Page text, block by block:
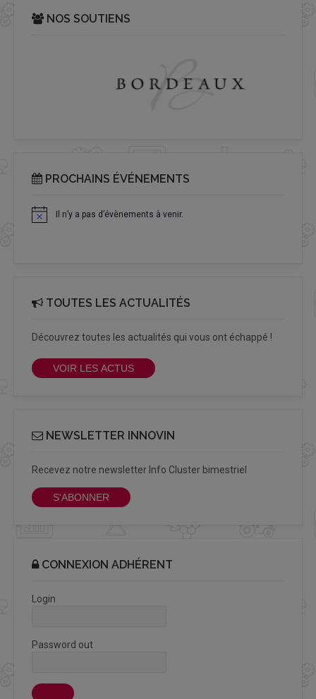
NOS SOUTIENS
PROCHAINS ÉVÉNEMENTS
Notice Il n’y a pas d’évènements à venir.
TOUTES LES ACTUALITÉS
Découvrez toutes les actualités qui vous ont échappé !
VOIR LES ACTUS
NEWSLETTER INNOVIN
Recevez notre newsletter Info Cluster bimestriel
S'ABONNER
CONNEXION ADHÉRENT
Login
Password out